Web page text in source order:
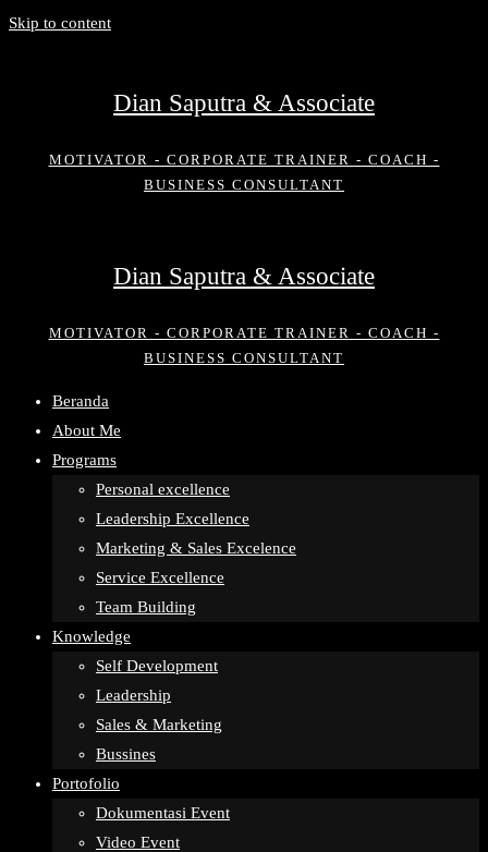
Skip to content
Dian Saputra & Associate
MOTIVATOR - CORPORATE TRAINER - COACH -
BUSINESS CONSULTANT
Dian Saputra & Associate
MOTIVATOR - CORPORATE TRAINER - COACH -
BUSINESS CONSULTANT
Beranda
About Me
Programs
Personal excellence
Leadership Excellence
Marketing & Sales Excelence
Service Excellence
Team Building
Knowledge
Self Development
Leadership
Sales & Marketing
Bussines
Portofolio
Dokumentasi Event
Video Event